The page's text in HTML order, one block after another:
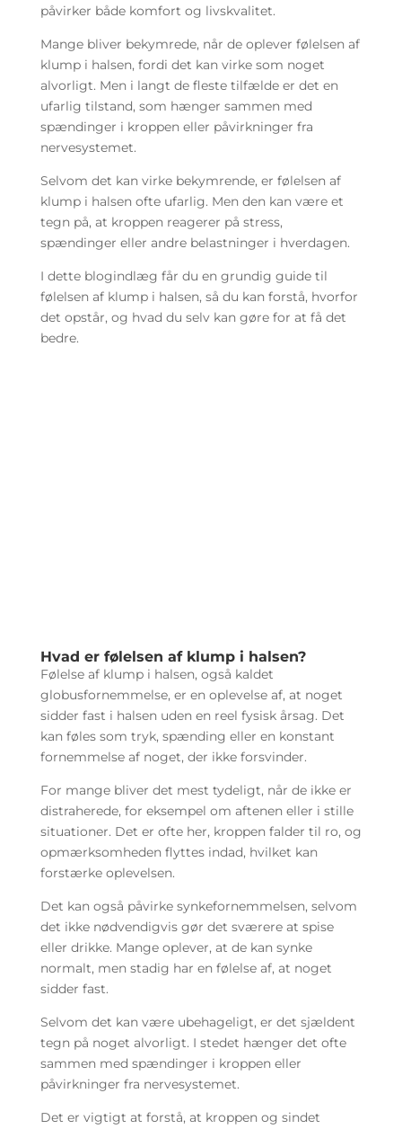
påvirker både komfort og livskvalitet.
Mange bliver bekymrede, når de oplever følelsen af
klump i halsen, fordi det kan virke som noget
alvorligt. Men i langt de fleste tilfælde er det en
ufarlig tilstand, som hænger sammen med
spændinger i kroppen eller påvirkninger fra
nervesystemet.
Selvom det kan virke bekymrende, er følelsen af
klump i halsen ofte ufarlig. Men den kan være et
tegn på, at kroppen reagerer på stress,
spændinger eller andre belastninger i hverdagen.
I dette blogindlæg får du en grundig guide til
følelsen af klump i halsen, så du kan forstå, hvorfor
det opstår, og hvad du selv kan gøre for at få det
bedre.
Hvad er følelsen af klump i halsen?
Følelse af klump i halsen, også kaldet
globusfornemmelse, er en oplevelse af, at noget
sidder fast i halsen uden en reel fysisk årsag. Det
kan føles som tryk, spænding eller en konstant
fornemmelse af noget, der ikke forsvinder.
For mange bliver det mest tydeligt, når de ikke er
distraherede, for eksempel om aftenen eller i stille
situationer. Det er ofte her, kroppen falder til ro, og
opmærksomheden flyttes indad, hvilket kan
forstærke oplevelsen.
Det kan også påvirke synkefornemmelsen, selvom
det ikke nødvendigvis gør det sværere at spise
eller drikke. Mange oplever, at de kan synke
normalt, men stadig har en følelse af, at noget
sidder fast.
Selvom det kan være ubehageligt, er det sjældent
tegn på noget alvorligt. I stedet hænger det ofte
sammen med spændinger i kroppen eller
påvirkninger fra nervesystemet.
Det er vigtigt at forstå, at kroppen og sindet